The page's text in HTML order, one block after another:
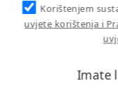
Korištenjem
uvjete korištenja i
Imate